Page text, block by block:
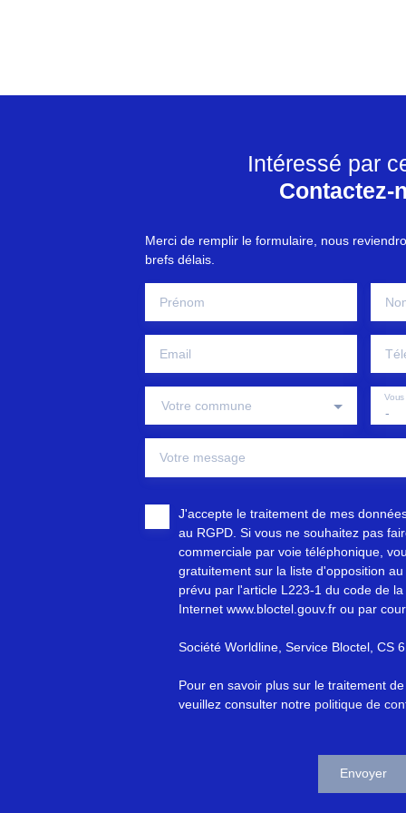
Intéressé par
Contactez-
Merci de remplir le formulaire, nous
brefs délais.
Prénom
Email
Votre commune -
Votre message
J'accepte le traitement de mes
au RGPD. Si vous ne souhaitez pas
commerciale par voie téléphonique,
gratuitement sur la liste d'opposition
prévu par l'article L223-1 du code de
Internet www.bloctel.gouv.fr ou par
Société Worldline, Service Bloctel, CS
Pour en savoir plus sur le traitement
veuillez consulter notre politique de
Envoyer